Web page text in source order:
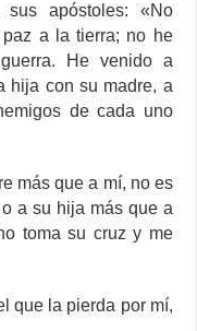
apóstoles: «No
a la tierra; no he
He venido a
hija con su madre, a
de cada uno
más que a mí, no es
a su hija más que a
toma su cruz y me
que la pierda por mí,